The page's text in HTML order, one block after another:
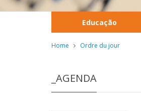
Educação
Home Ordre du jour
_AGENDA